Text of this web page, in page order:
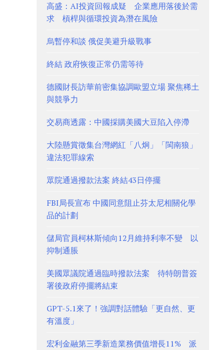
高盛：AI投資回報成疑 企業應用落後於需
求 槓桿與循環投資為潛在風險
烏暫停和談 俄促美避升級戰事
終結 政府恢復正常仍需等待
德國財長訪華前密集協調歐盟立場 聚焦稀土
與競爭力
交易商透露：中國採購美國大豆陷入停滯
大陸懸賞徵集台灣網紅「八炯」「閩南狼」
違法犯罪線索
眾院通過撥款法案 終結43日停擺
FBI局長宣布 中國同意阻止芬太尼相關化學
品的計劃
儲局官員柯林斯傾向12月維持利率不變 以
抑制通脹
美國眾議院通過臨時撥款法案 待特朗普簽
署後政府停擺將結束
GPT-5.1來了！強調對話體驗「更自然、更
有溫度」
宏利金融第三季新造業務價值增長11% 派